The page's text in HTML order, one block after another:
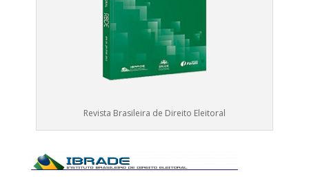
Revista Brasileira de Direito Eleitoral